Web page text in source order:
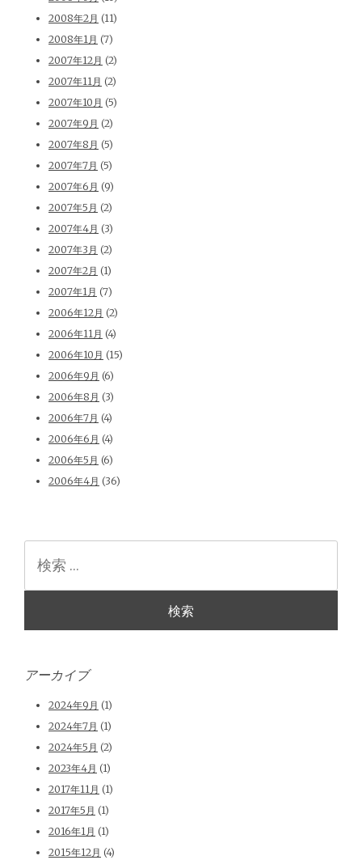
2008年2月 (11)
2008年1月 (7)
2007年12月 (2)
2007年11月 (2)
2007年10月 (5)
2007年9月 (2)
2007年8月 (5)
2007年7月 (5)
2007年6月 (9)
2007年5月 (2)
2007年4月 (3)
2007年3月 (2)
2007年2月 (1)
2007年1月 (7)
2006年12月 (2)
2006年11月 (4)
2006年10月 (15)
2006年9月 (6)
2006年8月 (3)
2006年7月 (4)
2006年6月 (4)
2006年5月 (6)
2006年4月 (36)
アーカイブ
2024年9月 (1)
2024年7月 (1)
2024年5月 (2)
2023年4月 (1)
2017年11月 (1)
2017年5月 (1)
2016年1月 (1)
2015年12月 (4)